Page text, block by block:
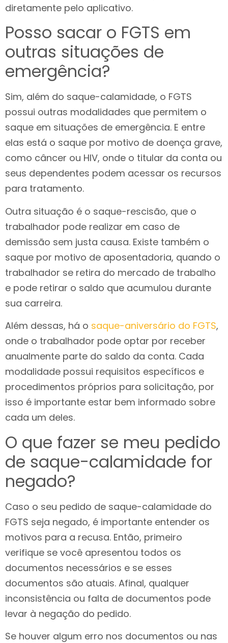
diretamente pelo aplicativo.
Posso sacar o FGTS em
outras situações de
emergência?
Sim, além do saque-calamidade, o FGTS
possui outras modalidades que permitem o
saque em situações de emergência. E entre
elas está o saque por motivo de doença grave,
como câncer ou HIV, onde o titular da conta ou
seus dependentes podem acessar os recursos
para tratamento.
Outra situação é o saque-rescisão, que o
trabalhador pode realizar em caso de
demissão sem justa causa. Existe também o
saque por motivo de aposentadoria, quando o
trabalhador se retira do mercado de trabalho
e pode retirar o saldo que acumulou durante
sua carreira.
Além dessas, há o saque-aniversário do FGTS,
onde o trabalhador pode optar por receber
anualmente parte do saldo da conta. Cada
modalidade possui requisitos específicos e
procedimentos próprios para solicitação, por
isso é importante estar bem informado sobre
cada um deles.
O que fazer se meu pedido
de saque-calamidade for
negado?
Caso o seu pedido de saque-calamidade do
FGTS seja negado, é importante entender os
motivos para a recusa. Então, primeiro
verifique se você apresentou todos os
documentos necessários e se esses
documentos são atuais. Afinal, qualquer
inconsistência ou falta de documentos pode
levar à negação do pedido.
Se houver algum erro nos documentos ou nas